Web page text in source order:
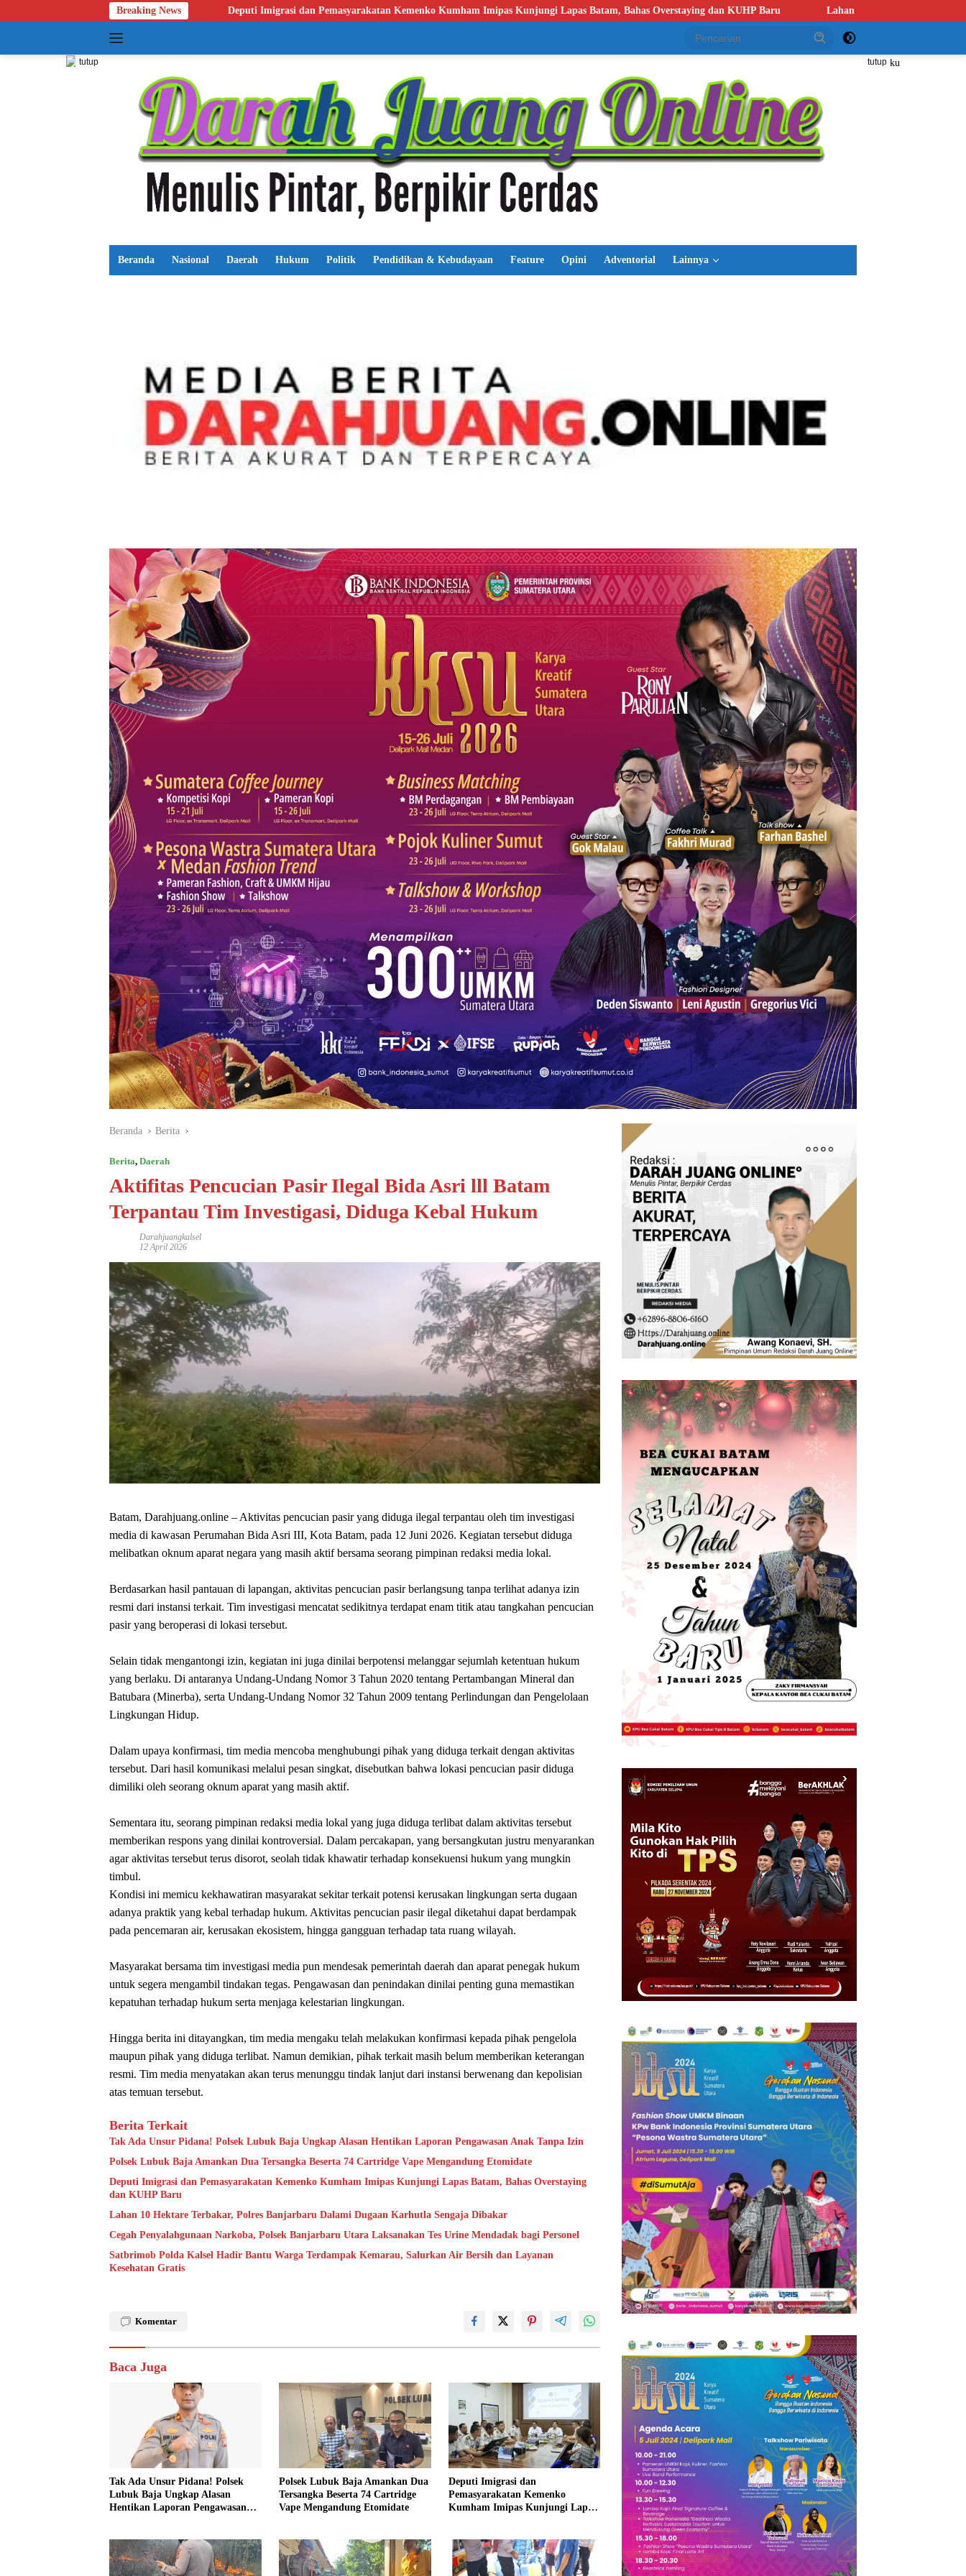
ke
Breaking News
Deputi Imigrasi dan Pemasyarakatan Kemenko Kumham Imipas Kunjungi Lapas Batam, Bahas Overstaying dan KUHP Baru Lahan 10 Hektare Terbakar, Polres Banjarbaru Dalami Dugaan
tutup tutup
Beranda Nasional Daerah Hukum Politik Pendidikan & Kebudayaan Feature Opini Adventorial Lainnya
Beranda Berita
Berita, Daerah
Aktifitas Pencucian Pasir Ilegal Bida Asri lll Batam
Terpantau Tim Investigasi, Diduga Kebal Hukum
Darahjuangkalsel
12 April 2026
Batam, Darahjuang.online – Aktivitas pencucian pasir yang diduga ilegal terpantau oleh tim investigasi
media di kawasan Perumahan Bida Asri III, Kota Batam, pada 12 Juni 2026. Kegiatan tersebut diduga
melibatkan oknum aparat negara yang masih aktif bersama seorang pimpinan redaksi media lokal.
Berdasarkan hasil pantauan di lapangan, aktivitas pencucian pasir berlangsung tanpa terlihat adanya izin
resmi dari instansi terkait. Tim investigasi mencatat sedikitnya terdapat enam titik atau tangkahan pencucian
pasir yang beroperasi di lokasi tersebut.
Selain tidak mengantongi izin, kegiatan ini juga dinilai berpotensi melanggar sejumlah ketentuan hukum
yang berlaku. Di antaranya Undang-Undang Nomor 3 Tahun 2020 tentang Pertambangan Mineral dan
Batubara (Minerba), serta Undang-Undang Nomor 32 Tahun 2009 tentang Perlindungan dan Pengelolaan
Lingkungan Hidup.
Dalam upaya konfirmasi, tim media mencoba menghubungi pihak yang diduga terkait dengan aktivitas
tersebut. Dari hasil komunikasi melalui pesan singkat, disebutkan bahwa lokasi pencucian pasir diduga
dimiliki oleh seorang oknum aparat yang masih aktif.
Sementara itu, seorang pimpinan redaksi media lokal yang juga diduga terlibat dalam aktivitas tersebut
memberikan respons yang dinilai kontroversial. Dalam percakapan, yang bersangkutan justru menyarankan
agar aktivitas tersebut terus disorot, seolah tidak khawatir terhadap konsekuensi hukum yang mungkin
timbul.
Kondisi ini memicu kekhawatiran masyarakat sekitar terkait potensi kerusakan lingkungan serta dugaan
adanya praktik yang kebal terhadap hukum. Aktivitas pencucian pasir ilegal diketahui dapat berdampak
pada pencemaran air, kerusakan ekosistem, hingga gangguan terhadap tata ruang wilayah.
Masyarakat bersama tim investigasi media pun mendesak pemerintah daerah dan aparat penegak hukum
untuk segera mengambil tindakan tegas. Pengawasan dan penindakan dinilai penting guna memastikan
kepatuhan terhadap hukum serta menjaga kelestarian lingkungan.
Hingga berita ini ditayangkan, tim media mengaku telah melakukan konfirmasi kepada pihak pengelola
maupun pihak yang diduga terlibat. Namun demikian, pihak terkait masih belum memberikan keterangan
resmi. Tim media menyatakan akan terus menunggu tindak lanjut dari instansi berwenang dan kepolisian
atas temuan tersebut.
Berita Terkait
Tak Ada Unsur Pidana! Polsek Lubuk Baja Ungkap Alasan Hentikan Laporan Pengawasan Anak Tanpa Izin
Polsek Lubuk Baja Amankan Dua Tersangka Beserta 74 Cartridge Vape Mengandung Etomidate
Deputi Imigrasi dan Pemasyarakatan Kemenko Kumham Imipas Kunjungi Lapas Batam, Bahas Overstaying
dan KUHP Baru
Lahan 10 Hektare Terbakar, Polres Banjarbaru Dalami Dugaan Karhutla Sengaja Dibakar
Cegah Penyalahgunaan Narkoba, Polsek Banjarbaru Utara Laksanakan Tes Urine Mendadak bagi Personel
Satbrimob Polda Kalsel Hadir Bantu Warga Terdampak Kemarau, Salurkan Air Bersih dan Layanan
Kesehatan Gratis
Komentar
Baca Juga
Tak Ada Unsur Pidana! Polsek
Lubuk Baja Ungkap Alasan
Hentikan Laporan Pengawasan
Polsek Lubuk Baja Amankan Dua
Tersangka Beserta 74 Cartridge
Vape Mengandung Etomidate
Deputi Imigrasi dan
Pemasyarakatan Kemenko
Kumham Imipas Kunjungi Lapas